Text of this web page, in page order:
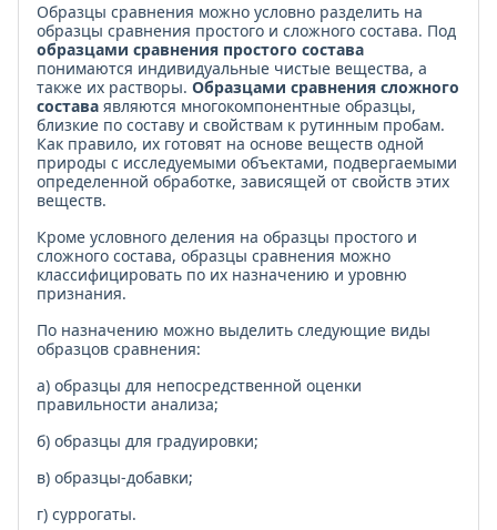
Образцы сравнения можно условно разделить на
образцы сравнения простого и сложного состава. Под
образцами сравнения простого состава
понимаются индивидуальные чистые вещества, а
также их растворы. Образцами сравнения сложного
состава являются многокомпонентные образцы,
близкие по составу и свойствам к рутинным пробам.
Как правило, их готовят на основе веществ одной
природы с исследуемыми объ­ектами, подвергаемыми
определенной обработке, зависящей от свойств этих
веществ.
Кроме условного деления на образцы простого и
сложного состава, образцы сравнения можно
классифицировать по их назначению и уровню
признания.
По назначению можно выделить следующие виды
образцов сравнения:
а) образцы для непосредственной оценки
правильности анализа;
б) образцы для градуировки;
в) образцы-добавки;
г) суррогаты.